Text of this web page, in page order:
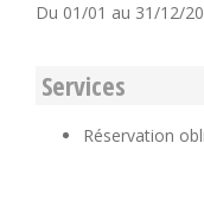
Du 01/01 au 31/12/
Services
Réservation